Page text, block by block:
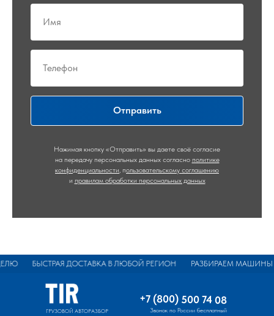
Отправить
Нажимая кнопку «Отправить» вы даете своё согласие
на передачу персональных данных согласно политике
конфиденциальности, пользовательскому соглашению
и правилам обработки персональных данных
БЫСТРАЯ ДОСТАВКА В ЛЮБОЙ РЕГИОН РАЗБИРАЕМ МАШИНЫ
ГРУЗОВОЙ АВТОРАЗБОР Звонок по России бесплатный
+7 (800) 500 74 08